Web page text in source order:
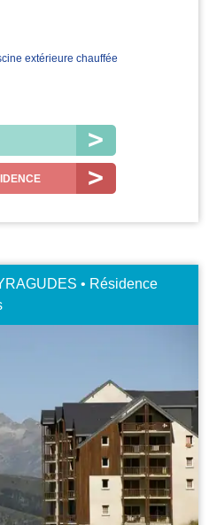
extérieure chauffée
• Résidence